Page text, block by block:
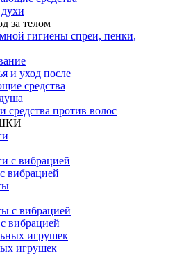
за телом
гигиены спреи, пенки,
и уход после
средства
средства против волос
вибрацией
вибрацией
игрушек